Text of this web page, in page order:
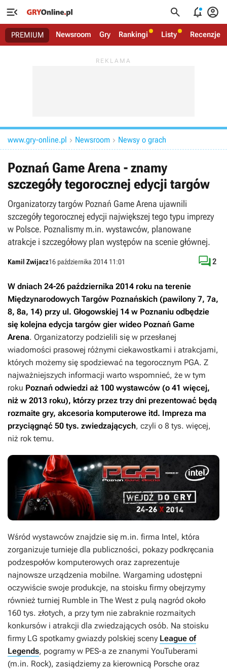
   
PREMIUM Newsroom Gry Rankingi Listy Recenzje
www.gry-online.pl  Newsroom  Newsy o grach
Poznań Game Arena - znamy
szczegóły tegorocznej edycji targów
Organizatorzy targów Poznań Game Arena ujawnili
szczegóły tegorocznej edycji największej tego typu imprezy
w Polsce. Poznalismy m.in. wystawców, planowane
atrakcje i szczegółowy plan występów na scenie głównej.
Kamil Zwijacz16 października 2014 11:01 2
W dniach 24-26 października 2014 roku na terenie
Międzynarodowych Targów Poznańskich (pawilony 7, 7a,
8, 8a, 14) przy ul. Głogowskiej 14 w Poznaniu odbędzie
się kolejna edycja targów gier wideo Poznań Game
Arena. Organizatorzy podzielili się w przesłanej
wiadomości prasowej różnymi ciekawostkami i atrakcjami,
których możemy się spodziewać na tegorocznym PGA. Z
najważniejszych informacji warto wspomnieć, że w tym
roku Poznań odwiedzi aż 100 wystawców (o 41 więcej,
niż w 2013 roku), którzy przez trzy dni prezentować będą
rozmaite gry, akcesoria komputerowe itd. Impreza ma
przyciągnąć 50 tys. zwiedzających, czyli o 8 tys. więcej,
niż rok temu.
Wśród wystawców znajdzie się m.in. firma Intel, która
zorganizuje turnieje dla publiczności, pokazy podkręcania
podzespołów komputerowych oraz zaprezentuje
najnowsze urządzenia mobilne. Wargaming udostępni
oczywiście swoje produkcje, na stoisku firmy obejrzymy
również turniej Rumble in The West z pulą nagród około
160 tys. złotych, a przy tym nie zabraknie rozmaitych
konkursów i atrakcji dla zwiedzających osób. Na stoisku
firmy LG spotkamy gwiazdy polskiej sceny League of
Legends, pogramy w PES-a ze znanymi YouTuberami
(m.in. Rock), zasiądziemy za kierownicą Porsche oraz